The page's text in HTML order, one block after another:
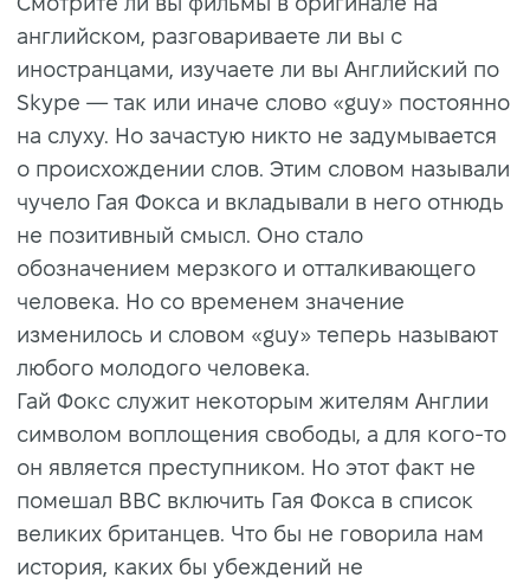
английском, разговариваете ли вы с
иностранцами, изучаете ли вы Английский по
Skype — так или иначе слово «guy» постоянно
на слуху. Но зачастую никто не задумывается
о происхождении слов. Этим словом называли
чучело Гая Фокса и вкладывали в него отнюдь
не позитивный смысл. Оно стало
обозначением мерзкого и отталкивающего
человека. Но со временем значение
изменилось и словом «guy» теперь называют
любого молодого человека.
Гай Фокс служит некоторым жителям Англии
символом воплощения свободы, а для кого-то
он является преступником. Но этот факт не
помешал BBC включить Гая Фокса в список
великих британцев. Что бы не говорила нам
история, каких бы убеждений не